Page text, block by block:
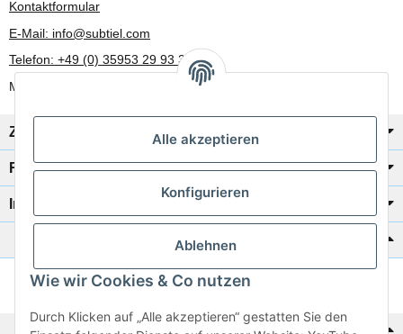
Alle akzeptieren
Konfigurieren
Ablehnen
Wie wir Cookies & Co nutzen
Durch Klicken auf „Alle akzeptieren“ gestatten Sie den
Kontaktformular
E-Mail: info@subtiel.com
Telefon: +49 (0) 35953 29 93 30
Mo-Fr: 8:00 Uhr - 17:00 Uhr
Zahlung/Versand
Rechtliches
Informationen
Katalog zur Hand?
Zur Schnellbestellung
Noch kein Katalog?